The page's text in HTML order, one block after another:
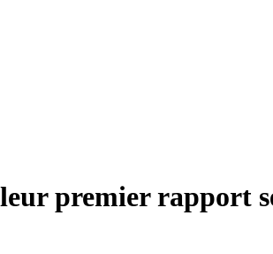
premier rapport